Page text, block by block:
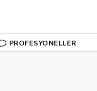
PROFESYONELLER